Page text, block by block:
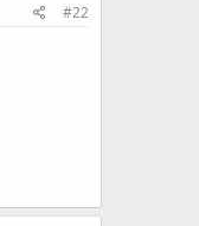
#22